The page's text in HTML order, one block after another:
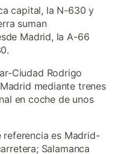
capital, la N-630 y
suman
Madrid, la A-66
Ciudad Rodrigo
mediante trenes
en coche de unos
referencia es Madrid-
Salamanca